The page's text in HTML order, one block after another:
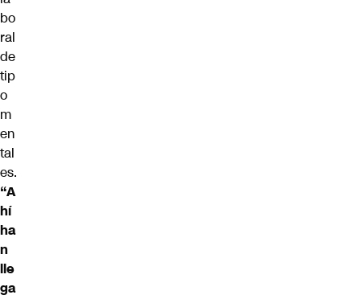
bo
ral
de
tip
o
m
en
tal
es.
“A
hí
ha
n
lle
ga